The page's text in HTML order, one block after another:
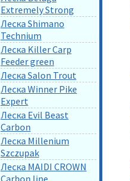
Extremely Strong
Леска Shimano
Technium
Леска Killer Carp
Feeder green
Леска Salon Trout
Леска Winner Pike
Expert
Леска Evil Beast
Carbon
Леска Millenium
Szczupak
Леска MAIDI CROWN
Carbon line